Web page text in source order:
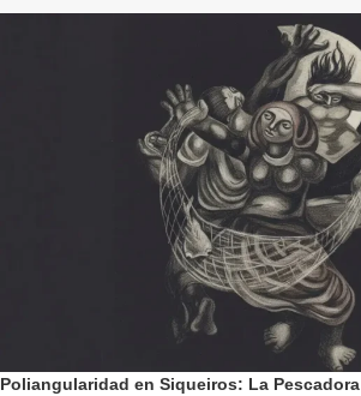
Poliangularidad en Siqueiros: La Pescadora